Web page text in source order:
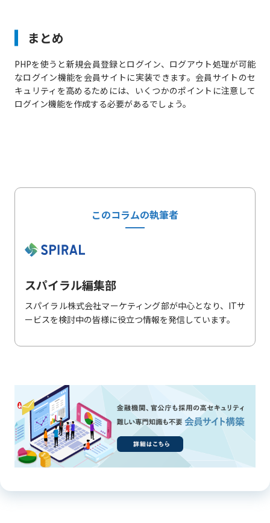
まとめ
PHPを使うと新規会員登録とログイン、ログアウト処理が可能
なログイン機能を会員サイトに実装できます。会員サイトのセ
キュリティを高めるためには、いくつかのポイントに注意して
ログイン機能を作成する必要があるでしょう。
このコラムの執筆者
スパイラル編集部
スパイラル株式会社マーケティング部が中心となり、ITサ
ービスを検討中の皆様に役立つ情報を発信しています。